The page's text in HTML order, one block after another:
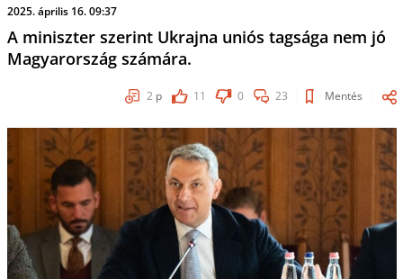
2025. április 16. 09:37
A miniszter szerint Ukrajna uniós tagsága nem jó
Magyarország számára.
2 p 11 0 23 Mentés